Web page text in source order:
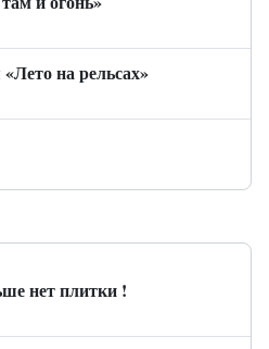
на рельсах»
нет плитки !